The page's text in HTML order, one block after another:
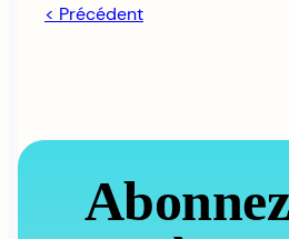
< Précédent